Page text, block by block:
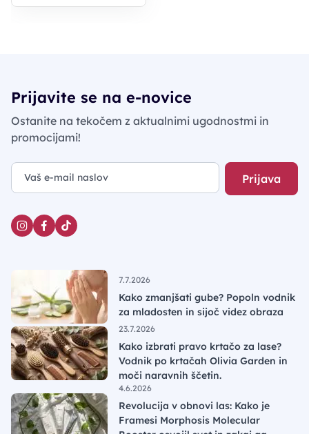
Prijavite se na e-novice
Ostanite na tekočem z aktualnimi ugodnostmi in
promocijami!
Prijava
7.7.2026
Kako zmanjšati gube? Popoln vodnik
za mladosten in sijoč videz obraza
23.7.2026
Kako izbrati pravo krtačo za lase?
Vodnik po krtačah Olivia Garden in
moči naravnih ščetin.
4.6.2026
Revolucija v obnovi las: Kako je
Framesi Morphosis Molecular